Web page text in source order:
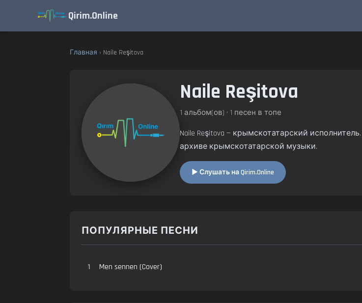
Qirim.Online
Главная › Naile Reşitova
Naile Reşitova
1 альбом(ов) • 1 песен в топе
Naile Reşitova — крымскотатарский
архиве крымскотатарской музыки.
▶ Слушать на Qirim.Online
ПОПУЛЯРНЫЕ ПЕСНИ
1 Men sennen (Cover)